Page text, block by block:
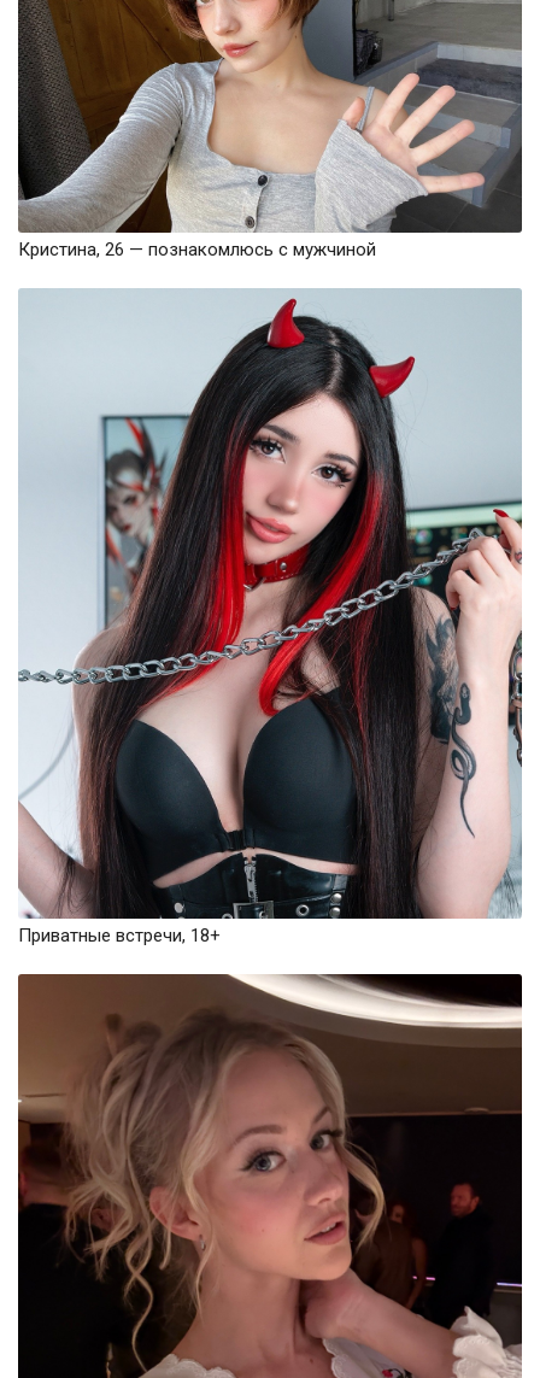
Кристина, 26 — познакомлюсь с мужчиной
Приватные встречи, 18+